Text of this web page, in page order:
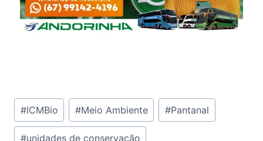
Tags
do
#ICMBio #Meio Ambiente #Pantanal
#unidades de conservação